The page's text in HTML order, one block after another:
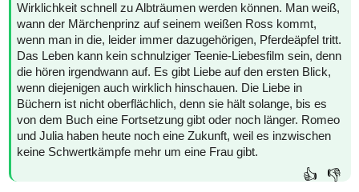
Wirklichkeit schnell zu Albträumen werden können. Man weiß,
wann der Märchenprinz auf seinem weißen Ross kommt,
wenn man in die, leider immer dazugehörigen, Pferdeäpfel tritt.
Das Leben kann kein schnulziger Teenie-Liebesfilm sein, denn
die hören irgendwann auf. Es gibt Liebe auf den ersten Blick,
wenn diejenigen auch wirklich hinschauen. Die Liebe in
Büchern ist nicht oberflächlich, denn sie hält solange, bis es
von dem Buch eine Fortsetzung gibt oder noch länger. Romeo
und Julia haben heute noch eine Zukunft, weil es inzwischen
keine Schwertkämpfe mehr um eine Frau gibt.
👍 👎